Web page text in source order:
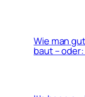
Wie man
baut –